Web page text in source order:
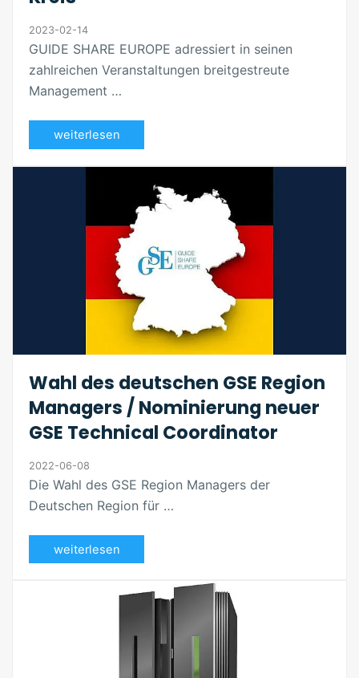
2023-02-14
GUIDE SHARE EUROPE adressiert in seinen
zahlreichen Veranstaltungen breitgestreute
Management …
weiterlesen
Wahl des deutschen GSE Region
Managers / Nominierung neuer
GSE Technical Coordinator
2022-06-08
Die Wahl des GSE Region Managers der
Deutschen Region für …
weiterlesen